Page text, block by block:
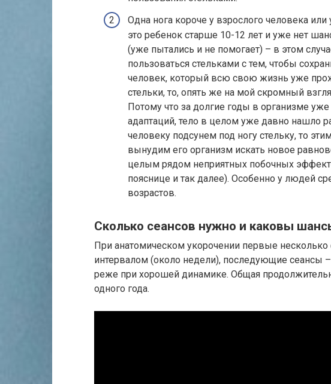
Одна нога короче у взрослого человека или
это ребенок старше 10-12 лет и уже нет
(уже пытались и не помогает) – в этом
пользоваться стельками с тем, чтобы
человек, который всю свою жизнь уже
стельки, то, опять же на мой скромный
Потому что за долгие годы в организме
адаптаций, тело в целом уже давно нашло
человеку подсунем под ногу стельку, то
вынудим его организм искать новое
целым рядом неприятных побочных
пояснице и так далее). Особенно у людей
возрастов.
Сколько сеансов нужно и каковы
При анатомическом укорочении первые
интервалом (около недели), последующие сеансы
реже при хорошей динамике. Общая
одного года.